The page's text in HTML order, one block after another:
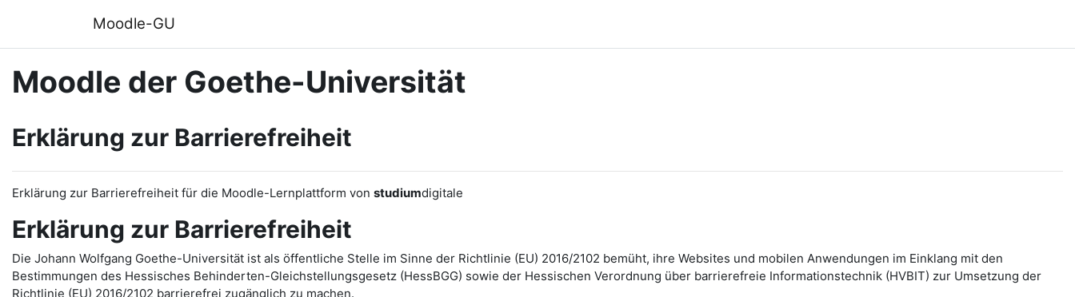
Moodle-GU
Moodle der Goethe-Universität
Erklärung zur Barrierefreiheit
Erklärung zur Barrierefreiheit für die Moodle-Lernplattform von studiumdigitale
Erklärung zur Barrierefreiheit
Die Johann Wolfgang Goethe-Universität ist als öffentliche Stelle im Sinne der Richtlinie (EU) 2016/2102 bemüht, ihre Websites und mobilen Anwendungen im Einklang mit den
Bestimmungen des Hessisches Behinderten-Gleichstellungsgesetz (HessBGG) sowie der Hessischen Verordnung über barrierefreie Informationstechnik (HVBIT) zur Umsetzung der
Richtlinie (EU) 2016/2102 barrierefrei zugänglich zu machen.